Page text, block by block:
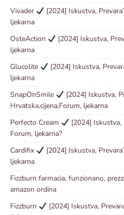
Vivader
[2024] Iskustva,
ljekarna
OsteAction
[2024] Iskustva,
ljekarna
Glucolite
[2024] Iskustva,
ljekarna
SnapOnSmile
[2024] Iskustva,
Hrvatska,cijena,Forum, ljekarna
Perfecto Cream
[2024] Iskustva,
Forum, ljekarna?
Cardifix
[2024] Iskustva,
ljekarna
Fizzburn farmacia, funzionano,
amazon ordina
Fizzburn
[2024] Iskustva,